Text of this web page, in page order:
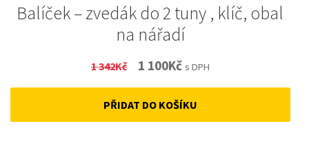
Balíček – zvedák do 2 tuny , klíč, obal
na nářadí
1 342Kč
Original
price
was:
1 100KčCurrent
price
is:
s DPH
PŘIDAT DO KOŠÍKU